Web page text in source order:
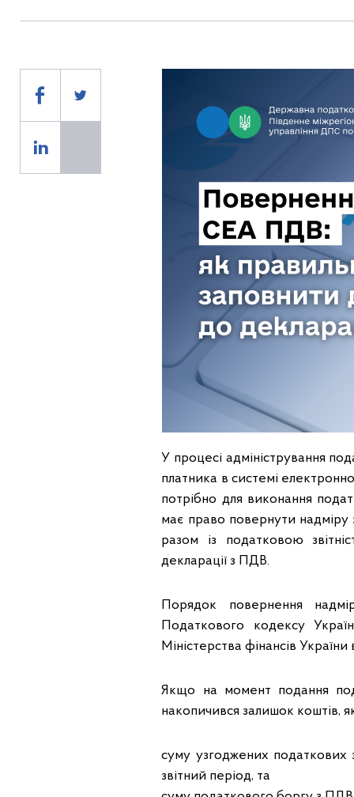
У процесі адміністрування
платника в системі
потрібно для виконання
має право повернути надміру
разом із податковою
декларації з ПДВ.
Порядок повернення
Податкового кодексу
Міністерства фінансів
Якщо на момент подання
накопичився залишок коштів,
суму узгоджених податкових
звітний період, та